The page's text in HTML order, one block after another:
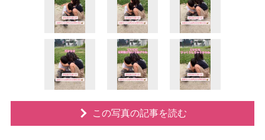
この写真の記事を読む